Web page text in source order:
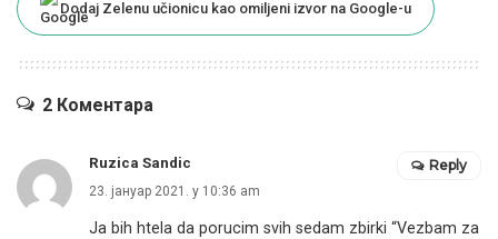
Dodaj Zelenu učionicu kao omiljeni izvor na Google-u
2 Коментара
Ruzica Sandic
23. јануар 2021. у 10:36 am
Ja bih htela da porucim svih sedam zbirki “Vezbam za
Reply